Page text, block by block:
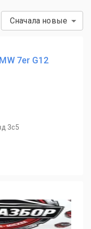
Сначала новые
7er G12
3с5